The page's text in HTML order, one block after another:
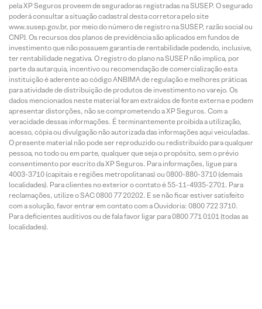
pela XP Seguros proveem de seguradoras registradas na SUSEP. O segurado
poderá consultar a situação cadastral desta corretora pelo site
www.susep.gov.br, por meio do número de registro na SUSEP, razão social ou
CNPJ. Os recursos dos planos de previdência são aplicados em fundos de
investimento que não possuem garantia de rentabilidade podendo, inclusive,
ter rentabilidade negativa. O registro do plano na SUSEP não implica, por
parte da autarquia, incentivo ou recomendação de comercialização esta
instituição é aderente ao código ANBIMA de regulação e melhores práticas
para atividade de distribuição de produtos de investimento no varejo. Os
dados mencionados neste material foram extraídos de fonte externa e podem
apresentar distorções, não se comprometendo a XP Seguros. Com a
veracidade dessas informações. É terminantemente proibida a utilização,
acesso, cópia ou divulgação não autorizada das informações aqui veiculadas.
O presente material não pode ser reproduzido ou redistribuído para qualquer
pessoa, no todo ou em parte, qualquer que seja o propósito, sem o prévio
consentimento por escrito da XP Seguros. Para informações, ligue para
4003-3710 (capitais e regiões metropolitanas) ou 0800-880-3710 (demais
localidades). Para clientes no exterior o contato é 55-11-4935-2701. Para
reclamações, utilize o SAC 0800 77 20202. E se não ficar estiver satisfeito
com a solução, favor entrar em contato com a Ouvidoria: 0800 722 3710.
Para deficientes auditivos ou de fala favor ligar para 0800 771 0101 (todas as
localidades).